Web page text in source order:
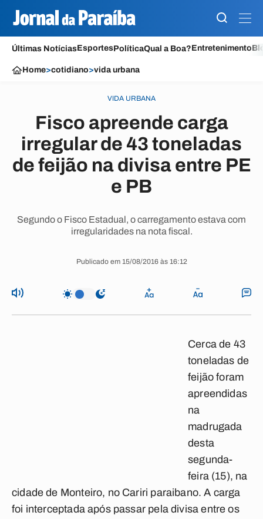
Últimas NotíciasEsportesPolíticaQual a Boa?Entretenimento
Home>cotidiano>vida urbana
VIDA URBANA
Fisco apreende carga
irregular de 43 toneladas
de feijão na divisa entre PE
e PB
Segundo o Fisco Estadual, o carregamento estava com
irregularidades na nota fiscal.
Publicado em 15/08/2016 às 16:12
Cerca de 43
toneladas de
feijão foram
apreendidas
na
madrugada
desta
segunda-
feira (15), na
cidade de Monteiro, no Cariri paraibano. A carga
foi interceptada após passar pela divisa entre os